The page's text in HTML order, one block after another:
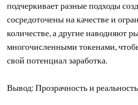
подчеркивает разные подходы
сосредоточены на качестве и
количестве, а другие наводняют
многочисленными токенами,
свой потенциал заработка.
Вывод: Прозрачность и